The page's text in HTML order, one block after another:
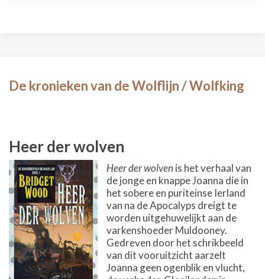
De kronieken van de Wolflijn / Wolfking
Heer der wolven
Heer der wolven is het verhaal van
de jonge en knappe Joanna die in
het sobere en puriteinse Ierland
van na de Apocalyps dreigt te
worden uitgehuwelijkt aan de
varkenshoeder Muldooney.
Gedreven door het schrikbeeld
van dit vooruitzicht aarzelt
Joanna geen ogenblik en vlucht,